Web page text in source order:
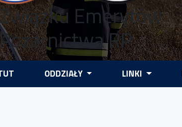
Emerytów
RP
ODDZIAŁY LINKI